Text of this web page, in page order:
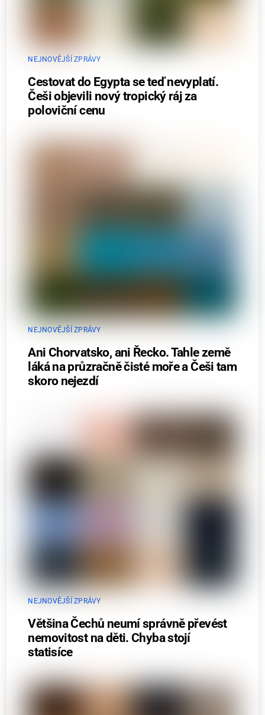
NEJNOVĚJŠÍ ZPRÁVY
Cestovat do Egypta se teď nevyplatí.
Češi objevili nový tropický ráj za
poloviční cenu
NEJNOVĚJŠÍ ZPRÁVY
Ani Chorvatsko, ani Řecko. Tahle země
láká na průzračně čisté moře a Češi tam
skoro nejezdí
NEJNOVĚJŠÍ ZPRÁVY
Většina Čechů neumí správně převést
nemovitost na děti. Chyba stojí
statisíce